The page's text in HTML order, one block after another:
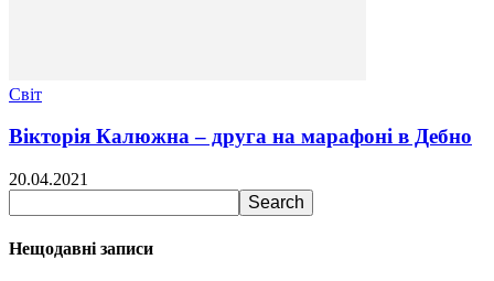
Світ
Вікторія Калюжна – друга на марафоні в Дебно
20.04.2021
Нещодавні записи